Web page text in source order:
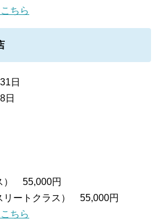
ちら
日
日
） 55,000円
リートクラス） 55,000円
ちら